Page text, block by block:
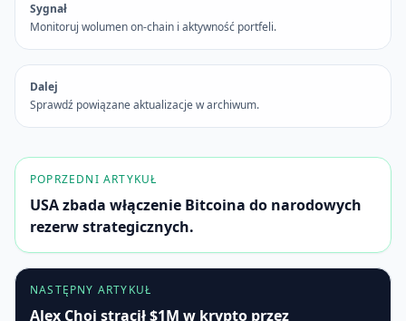
Sygnał
Monitoruj wolumen on-chain i aktywność portfeli.
Dalej
Sprawdź powiązane aktualizacje w archiwum.
POPRZEDNI ARTYKUŁ
USA zbada włączenie Bitcoina do narodowych
rezerw strategicznych.
NASTĘPNY ARTYKUŁ
Alex Choi stracił $1M w krypto przez